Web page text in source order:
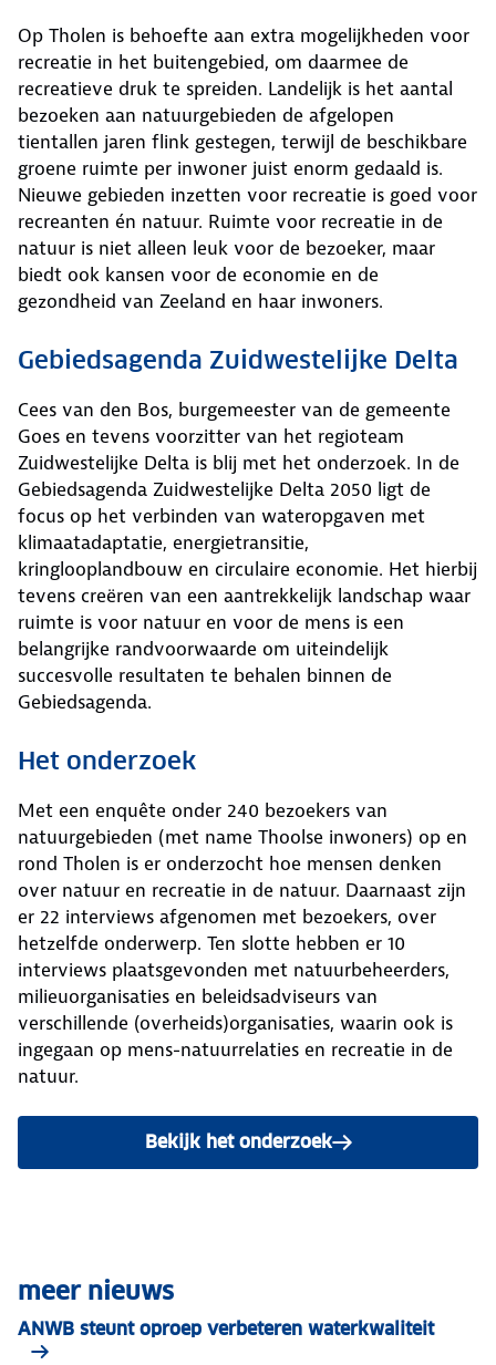
Op Tholen is behoefte aan extra mogelijkheden voor
recreatie in het buitengebied, om daarmee de
recreatieve druk te spreiden. Landelijk is het aantal
bezoeken aan natuurgebieden de afgelopen
tientallen jaren flink gestegen, terwijl de beschikbare
groene ruimte per inwoner juist enorm gedaald is.
Nieuwe gebieden inzetten voor recreatie is goed voor
recreanten én natuur. Ruimte voor recreatie in de
natuur is niet alleen leuk voor de bezoeker, maar
biedt ook kansen voor de economie en de
gezondheid van Zeeland en haar inwoners.
Gebiedsagenda Zuidwestelijke Delta
Cees van den Bos, burgemeester van de gemeente
Goes en tevens voorzitter van het regioteam
Zuidwestelijke Delta is blij met het onderzoek. In de
Gebiedsagenda Zuidwestelijke Delta 2050 ligt de
focus op het verbinden van wateropgaven met
klimaatadaptatie, energietransitie,
kringlooplandbouw en circulaire economie. Het hierbij
tevens creëren van een aantrekkelijk landschap waar
ruimte is voor natuur en voor de mens is een
belangrijke randvoorwaarde om uiteindelijk
succesvolle resultaten te behalen binnen de
Gebiedsagenda.
Het onderzoek
Met een enquête onder 240 bezoekers van
natuurgebieden (met name Thoolse inwoners) op en
rond Tholen is er onderzocht hoe mensen denken
over natuur en recreatie in de natuur. Daarnaast zijn
er 22 interviews afgenomen met bezoekers, over
hetzelfde onderwerp. Ten slotte hebben er 10
interviews plaatsgevonden met natuurbeheerders,
milieuorganisaties en beleidsadviseurs van
verschillende (overheids)organisaties, waarin ook is
ingegaan op mens-natuurrelaties en recreatie in de
natuur.
Bekijk het onderzoek
meer nieuws
ANWB steunt oproep verbeteren waterkwaliteit